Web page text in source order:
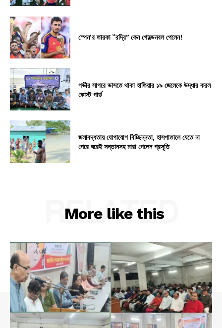
স্পেন’র তারকা “রদ্রি” কেন গোল্ডেনবল পেলেন!
গভীর সাগরে ভাসতে থাকা হাতিয়ার ১৯ জেলেকে উদ্ধার করল
কোস্ট গার্ড
জলাবদ্ধতায় যোগাযোগ বিচ্ছিন্নতা, হাসপাতালে যেতে না
পেরে ঘরেই সন্তানসহ মারা গেলেন প্রসূতি
More like this
RELATED